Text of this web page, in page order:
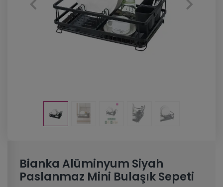
Bianka Alüminyum Siyah
Paslanmaz Mini Bulaşık Sepeti